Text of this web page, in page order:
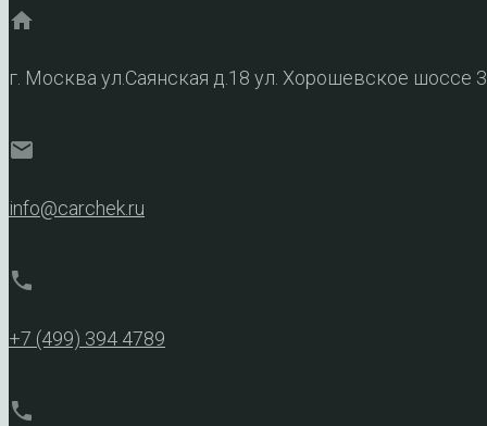
home
г. Москва ул.Саянская д.18 ул. Хорошевское шоссе
mail
info@carchek.ru
phone
+7 (499) 394 4789
phone